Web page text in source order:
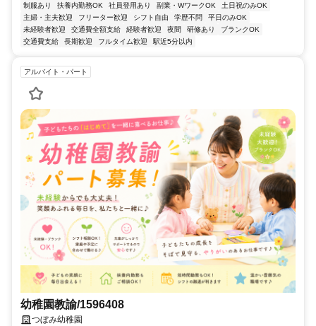
制服あり 扶養内勤務OK 社員登用あり 副業・WワークOK
土日祝のみOK
主婦・主夫歓迎
フリーター歓迎 シフト自由 学歴不問
平日のみOK
未経験者歓迎
交通費全額支給 経験者歓迎 夜間 研修あり
ブランクOK
交通費支給
長期歓迎 フルタイム歓迎 駅近5分以内
アルバイト・パート
幼稚園教諭/1596408
つぼみ幼稚園